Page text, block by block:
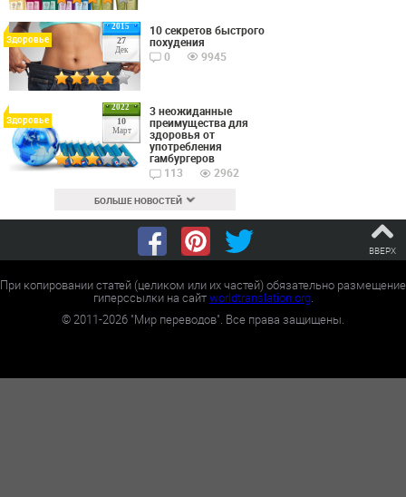
2015
27
Дек
Здоровье
10 секретов быстрого
похудения
0
9945
2022
10
Март
Здоровье
3 неожиданные
преимущества для
здоровья от
употребления
гамбургеров
113
2962
БОЛЬШЕ НОВОСТЕЙ
ВВЕРХ
При копировании статей (целиком или их частей) обязательно размещение
гиперссылки на сайтworldtranslation.org.
©2011-2026 "Мир переводов". Все права защищены.